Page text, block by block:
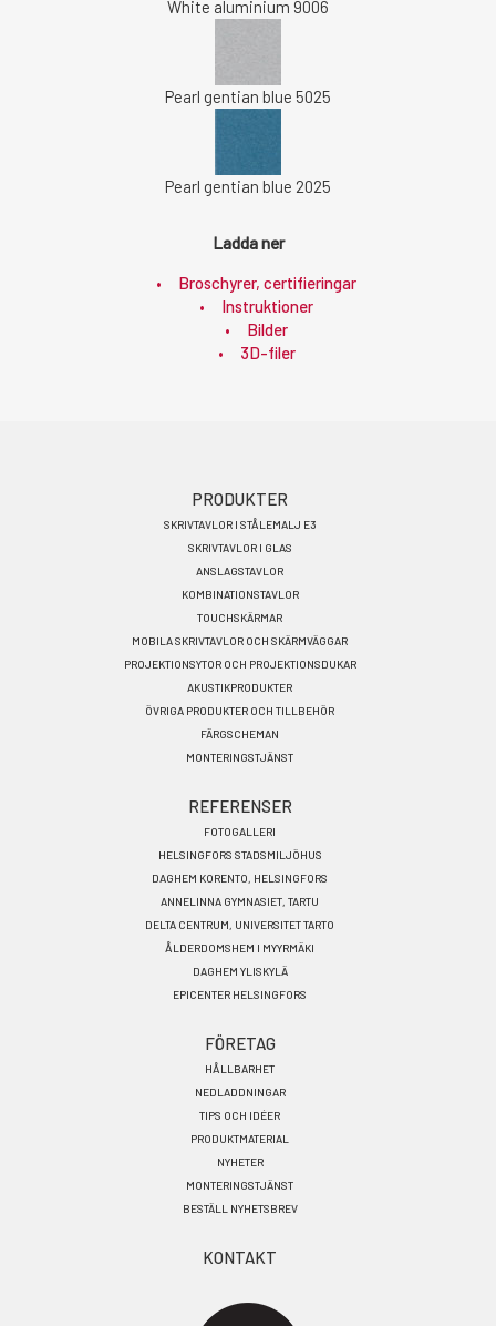
White aluminium 9006
Pearl gentian blue 5025
Pearl gentian blue 2025
Ladda ner
Broschyrer, certifieringar
Instruktioner
Bilder
3D-filer
PRODUKTER
SKRIVTAVLOR I STÅLEMALJ E3
SKRIVTAVLOR I GLAS
ANSLAGSTAVLOR
KOMBINATIONSTAVLOR
TOUCHSKÄRMAR
MOBILA SKRIVTAVLOR OCH SKÄRMVÄGGAR
PROJEKTIONSYTOR OCH PROJEKTIONSDUKAR
AKUSTIKPRODUKTER
ÖVRIGA PRODUKTER OCH TILLBEHÖR
FÄRGSCHEMAN
MONTERINGSTJÄNST
REFERENSER
FOTOGALLERI
HELSINGFORS STADSMILJÖHUS
DAGHEM KORENTO, HELSINGFORS
ANNELINNA GYMNASIET, TARTU
DELTA CENTRUM, UNIVERSITET TARTO
ÅLDERDOMSHEM I MYYRMÄKI
DAGHEM YLISKYLÄ
EPICENTER HELSINGFORS
FÖRETAG
HÅLLBARHET
NEDLADDNINGAR
TIPS OCH IDÉER
PRODUKTMATERIAL
NYHETER
MONTERINGSTJÄNST
BESTÄLL NYHETSBREV
KONTAKT